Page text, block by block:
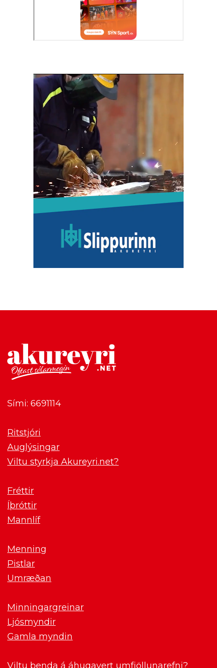
Sími: 6691114
Ritstjóri
Auglýsingar
Viltu styrkja Akureyri.net?
Fréttir
Íþróttir
Mannlíf
Menning
Pistlar
Umræðan
Minningargreinar
Ljósmyndir
Gamla myndin
Viltu benda á áhugavert umfjöllunarefni?